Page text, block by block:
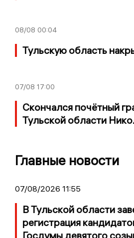
08/08 00:04
Тульскую область
07/08 17:00
Скончался почётный
Тульской области
Главные новости
07/08/2026 11:55
В Тульской области
регистрация
Госдумы девятого